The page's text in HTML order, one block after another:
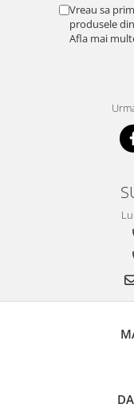
Vreau sa
produsele
Afla mai